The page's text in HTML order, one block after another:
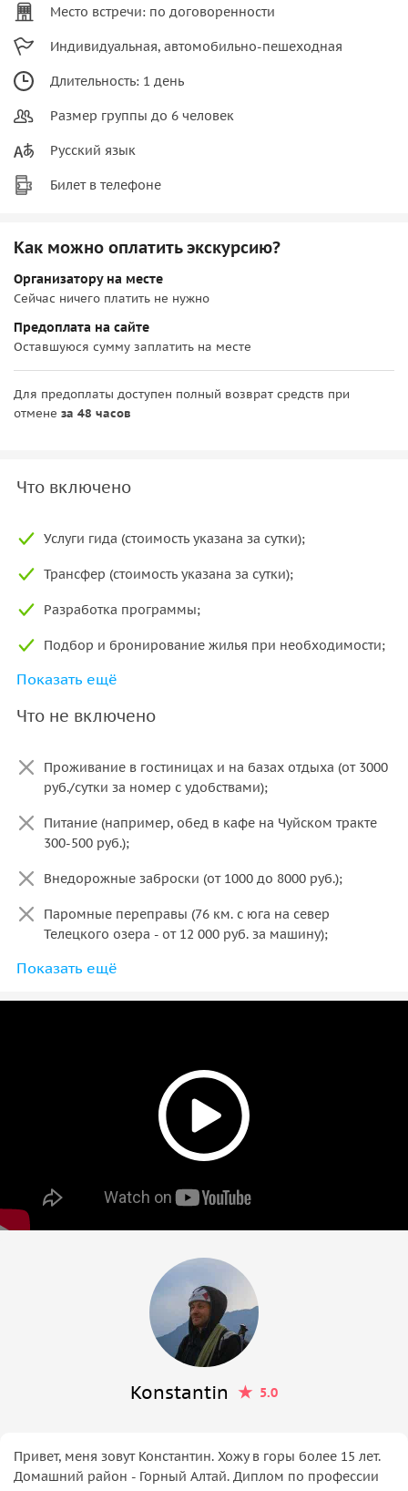
Место встречи: по договоренности
Индивидуальная, автомобильно-пешеходная
Длительность: 1 день
Размер группы до 6 человек
Русский язык
Билет в телефоне
Как можно оплатить экскурсию?
Организатору на месте
Сейчас ничего платить не нужно
Предоплата на сайте
Оставшуюся сумму заплатить на месте
Для предоплаты доступен полный возврат средств при
отмене за 48 часов
Что включено
Услуги гида (стоимость указана за сутки);
Трансфер (стоимость указана за сутки);
Разработка программы;
Подбор и бронирование жилья при необходимости;
Проживание в палатках и общественное снаряжение,
локации.
Показать ещё
Что не включено
Проживание в гостиницах и на базах отдыха (от 3000
руб./сутки за номер с удобствами);
Питание (например, обед в кафе на Чуйском тракте
300-500 руб.);
Внедорожные заброски (от 1000 до 8000 руб.);
Паромные переправы (76 км. с юга на север
Телецкого озера - от 12 000 руб. за машину);
Дополнительные активности (катера, лошади,
Показать ещё
Konstantin 5.0
Привет, меня зовут Константин. Хожу в горы более 15 лет.
Домашний район - Горный Алтай. Диплом по профессии